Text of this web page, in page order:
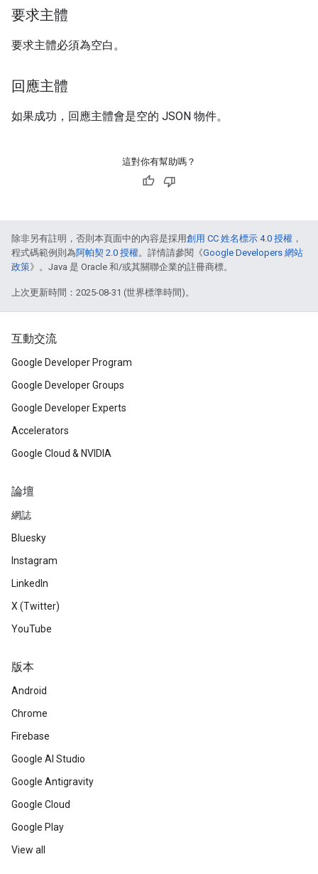
要求主體
要求主體必須為空白。
回應主體
如果成功，回應主體會是空的 JSON 物件。
這對你有幫助嗎？
除非另有註明，否則本頁面中的內容是採用創用 CC 姓名標示 4.0 授權 ，
程式碼範例則為阿帕契 2.0 授權。詳情請參閱《Google Developers 網站
政策》。Java 是 Oracle 和/或其關聯企業的註冊商標。
上次更新時間：2025-08-31 (世界標準時間)。
互動交流
Google Developer Program
Google Developer Groups
Google Developer Experts
Accelerators
Google Cloud & NVIDIA
論壇
網誌
Bluesky
Instagram
LinkedIn
X (Twitter)
YouTube
版本
Android
Chrome
Firebase
Google AI Studio
Google Antigravity
Google Cloud
Google Play
View all